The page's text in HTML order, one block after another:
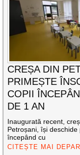
CREȘA DIN
PRIMEȘTE
COPII
DE 1 AN
Inaugurată recent,
Petroșani, își
începând cu
CITEȘTE MAI